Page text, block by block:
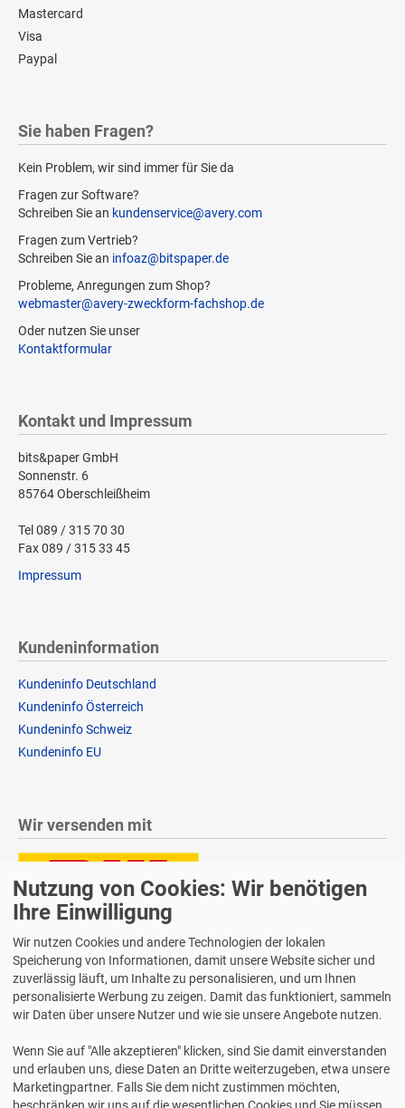
Mastercard
Visa
Paypal
Sie haben Fragen?
Kein Problem, wir sind immer für Sie da
Fragen zur Software?
Schreiben Sie an kundenservice@avery.com
Fragen zum Vertrieb?
Schreiben Sie an infoaz@bitspaper.de
Probleme, Anregungen zum Shop?
webmaster@avery-zweckform-fachshop.de
Oder nutzen Sie unser
Kontaktformular
Kontakt und Impressum
bits&paper GmbH
Sonnenstr. 6
85764 Oberschleißheim
Tel 089 / 315 70 30
Fax 089 / 315 33 45
Impressum
Kundeninformation
Kundeninfo Deutschland
Kundeninfo Österreich
Kundeninfo Schweiz
Kundeninfo EU
Wir versenden mit
Lieferung auch an Packstationen und Postfilialen
14 Tage Widerrufsrecht
2 Jahre Gewährleistung
Nutzung von Cookies: Wir benötigen
Ihre Einwilligung
Wir nutzen Cookies und andere Technologien der lokalen
Speicherung von Informationen, damit unsere Website sicher und
zuverlässig läuft, um Inhalte zu personalisieren, und um Ihnen
personalisierte Werbung zu zeigen. Damit das funktioniert, sammeln
wir Daten über unsere Nutzer und wie sie unsere Angebote nutzen.
Wenn Sie auf "Alle akzeptieren" klicken, sind Sie damit einverstanden
und erlauben uns, diese Daten an Dritte weiterzugeben, etwa unsere
Marketingpartner. Falls Sie dem nicht zustimmen möchten,